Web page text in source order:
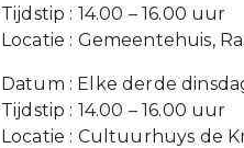
Tijdstip : 14.00 – 16.00 uur
Locatie : Gemeentehuis,
Datum : Elke derde
Tijdstip : 14.00 – 16.00 uur
Locatie : Cultuurhuys de